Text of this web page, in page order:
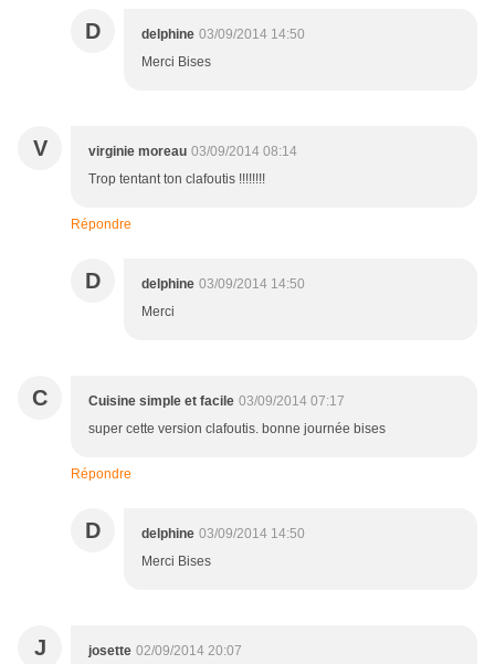
D delphine 03/09/2014 14:50
Merci Bises
V virginie moreau 03/09/2014 08:14
Trop tentant ton clafoutis !!!!!!!!
Répondre
D delphine 03/09/2014 14:50
Merci
C Cuisine simple et facile 03/09/2014 07:17
super cette version clafoutis. bonne journée bises
Répondre
D delphine 03/09/2014 14:50
Merci Bises
J josette 02/09/2014 20:07